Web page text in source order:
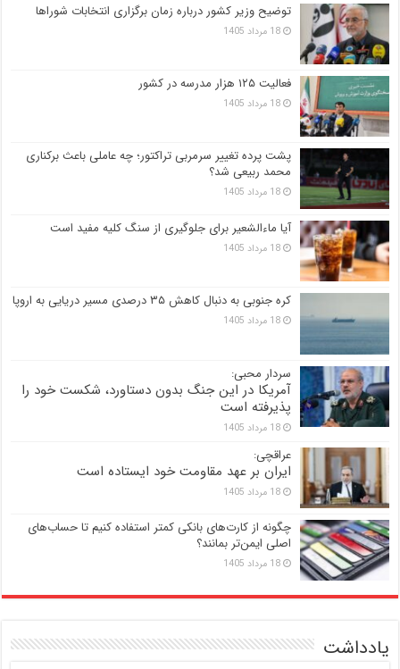
توضیح وزیر کشور درباره زمان برگزاری انتخابات شوراها
18 مرداد 1405
فعالیت ۱۲۵ هزار مدرسه در کشور
18 مرداد 1405
پشت پرده تغییر سرمربی تراکتور؛ چه عاملی باعث برکناری
محمد ربیعی شد؟
18 مرداد 1405
آیا ماءالشعیر برای جلوگیری از سنگ کلیه مفید است
18 مرداد 1405
کره جنوبی به دنبال کاهش ۳۵ درصدی مسیر دریایی به اروپا
18 مرداد 1405
سردار محبی:
آمریکا در این جنگ بدون دستاورد، شکست خود را
پذیرفته است
18 مرداد 1405
عراقچی:
ایران بر عهد مقاومت خود ایستاده است
18 مرداد 1405
چگونه از کارت‌های بانکی کمتر استفاده کنیم تا حساب‌های
اصلی ایمن‌تر بمانند؟
18 مرداد 1405
یادداشت